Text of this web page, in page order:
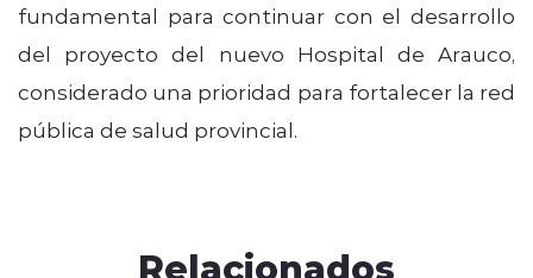
fundamental para continuar con el desarrollo
del proyecto del nuevo Hospital de Arauco,
considerado una prioridad para fortalecer la red
pública de salud provincial.
Relacionados